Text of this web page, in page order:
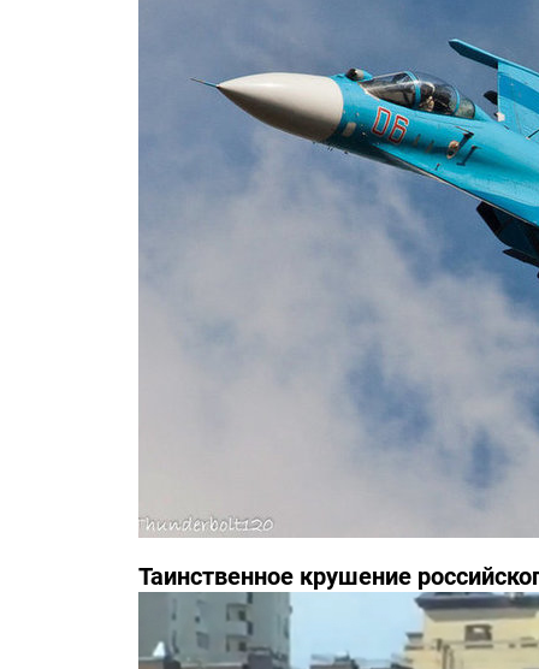
Таинственное крушение
инциденте засекречены